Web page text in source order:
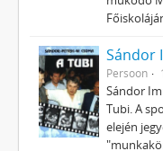
Sándor
Persoon
Sándor
Tubi. A
elején